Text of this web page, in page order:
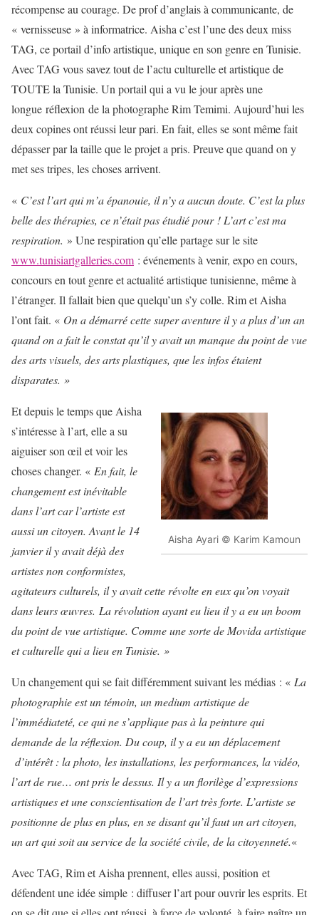
récompense au courage. De prof d’anglais à communicante, de
« vernisseuse » à informatrice. Aisha c’est l’une des deux miss
TAG, ce portail d’info artistique, unique en son genre en Tunisie.
Avec TAG vous savez tout de l’actu culturelle et artistique de
TOUTE la Tunisie. Un portail qui a vu le jour après une
longue réflexion de la photographe Rim Temimi. Aujourd’hui les
deux copines ont réussi leur pari. En fait, elles se sont même fait
dépasser par la taille que le projet a pris. Preuve que quand on y
met ses tripes, les choses arrivent.
« C’est l’art qui m’a épanouie, il n’y a aucun doute. C’est la plus
belle des thérapies, ce n’était pas étudié pour ! L’art c’est ma
respiration. » Une respiration qu’elle partage sur le site
www.tunisiartgalleries.com : événements à venir, expo en cours,
concours en tout genre et actualité artistique tunisienne, même à
l’étranger. Il fallait bien que quelqu’un s’y colle. Rim et Aisha
l’ont fait. « On a démarré cette super aventure il y a plus d’un an
quand on a fait le constat qu’il y avait un manque du point de vue
des arts visuels, des arts plastiques, que les infos étaient
disparates. »
Aisha Ayari © Karim Kamoun
Et depuis le temps que Aisha
s’intéresse à l’art, elle a su
aiguiser son œil et voir les
choses changer. « En fait, le
changement est inévitable
dans l’art car l’artiste est
aussi un citoyen. Avant le 14
janvier il y avait déjà des
artistes non conformistes,
agitateurs culturels, il y avait cette révolte en eux qu’on voyait
dans leurs œuvres. La révolution ayant eu lieu il y a eu un boom
du point de vue artistique. Comme une sorte de Movida artistique
et culturelle qui a lieu en Tunisie. »
Un changement qui se fait différemment suivant les médias : « La
photographie est un témoin, un medium artistique de
l’immédiateté, ce qui ne s’applique pas à la peinture qui
demande de la réflexion. Du coup, il y a eu un déplacement
d’intérêt : la photo, les installations, les performances, la vidéo,
l’art de rue… ont pris le dessus. Il y a un florilège d’expressions
artistiques et une conscientisation de l’art très forte. L’artiste se
positionne de plus en plus, en se disant qu’il faut un art citoyen,
un art qui soit au service de la société civile, de la citoyenneté.«
Avec TAG, Rim et Aisha prennent, elles aussi, position et
défendent une idée simple : diffuser l’art pour ouvrir les esprits. Et